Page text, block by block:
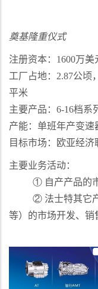
奠基隆重仪式
注册资本： 1600万美
工厂占地： 2.87公顷
平米
主要产品： 6-16档系
产能：单班年产变速
目标市场：欧亚经济
主要业务活动：
① 自产产品的
② 法士特其它
等）的市场开发、销